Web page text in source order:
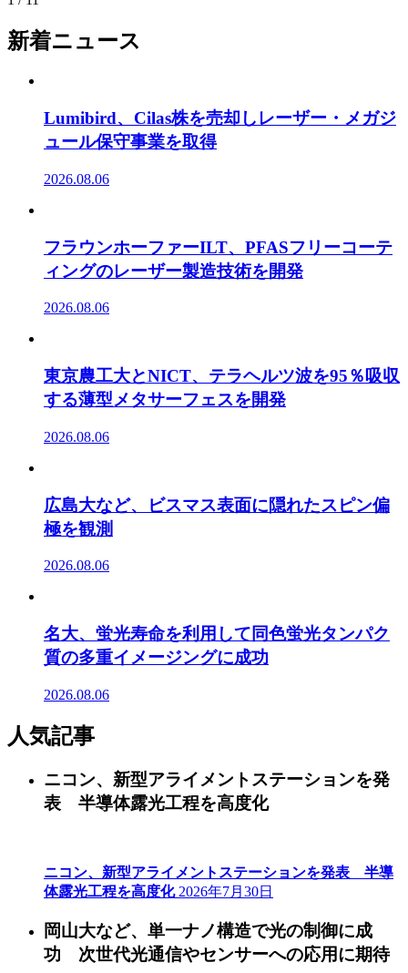
新着ニュース
Lumibird、Cilas株を売却しレーザー・メガジ
ュール保守事業を取得
2026.08.06
フラウンホーファーILT、PFASフリーコーテ
ィングのレーザー製造技術を開発
2026.08.06
東京農工大とNICT、テラヘルツ波を95％吸収
する薄型メタサーフェスを開発
2026.08.06
広島大など、ビスマス表面に隠れたスピン偏
極を観測
2026.08.06
名大、蛍光寿命を利用して同色蛍光タンパク
質の多重イメージングに成功
2026.08.06
人気記事
ニコン、新型アライメントステーションを発
表 半導体露光工程を高度化
ニコン、新型アライメントステーションを発表 半導
体露光工程を高度化 2026年7月30日
岡山大など、単一ナノ構造で光の制御に成
功 次世代光通信やセンサーへの応用に期待